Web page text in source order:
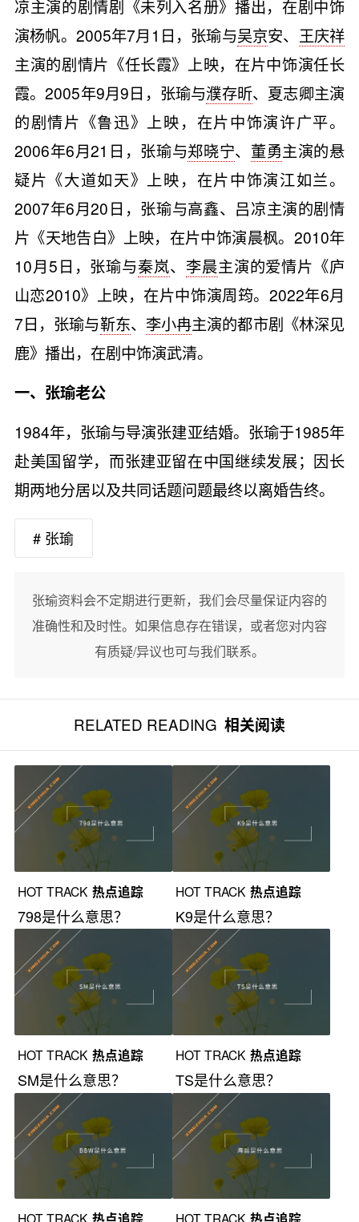
凉主演的剧情剧《未列入名册》播出，在剧中饰
演杨帆。2005年7月1日，张瑜与吴京安、 王庆祥
主演的剧情片《任长霞》上映，在片中饰演任长
霞。2005年9月9日，张瑜与濮存昕、夏志卿主演
的剧情片《鲁迅》上映，在片中饰演许广平。
2006年6月21日，张瑜与郑晓宁、 董勇主演的悬
疑片《大道如天》上映，在片中饰演江如兰。
2007年6月20日，张瑜与高鑫、吕凉主演的剧情
片《天地告白》上映，在片中饰演晨枫。2010年
10月5日，张瑜与秦岚、 李晨主演的爱情片《庐
山恋2010》上映，在片中饰演周筠。2022年6月
7日，张瑜与靳东、 李小冉主演的都市剧《林深见
鹿》播出，在剧中饰演武清。
一、张瑜老公
1984年，张瑜与导演张建亚结婚。张瑜于1985年
赴美国留学，而张建亚留在中国继续发展；因长
期两地分居以及共同话题问题最终以离婚告终。
# 张瑜
张瑜资料会不定期进行更新，我们会尽量保证内容的
准确性和及时性。如果信息存在错误，或者您对内容
有质疑/异议也可与我们联系。
RELATED READING 相关阅读
HOT TRACK 热点追踪
798是什么意思？
HOT TRACK 热点追踪
K9是什么意思？
HOT TRACK 热点追踪
SM是什么意思？
HOT TRACK 热点追踪
TS是什么意思？
HOT TRACK HOT TRACK